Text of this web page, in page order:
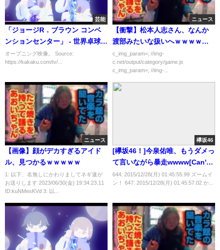
芸能
「ジョージR．ブラウン コンベ
ンションセンター」 - 世界卓球
2021（テレビ東京）
オープニング映像。 Source:
https://kakaku.com/tv/...
ニュース
【衝撃】松本人志さん、なんか
渡部みたいな扱いへｗｗｗｗｗ
ｗ
c_img_param=; //img-
c.net/output/category/game.js
c_img_param=; //img-...
ニュース
【画像】顔がデカすぎるアイド
ル、見つかるｗｗｗｗｗ
1: 以下、名無しにかわりましてネギ速が
お送りします 2023/06/30(金) 19:34:23.11
ID:kuNMesKVd 3: 以...
欅坂46
[欅坂46！]今泉佑唯、もうダメっ
て言いながら暴走wwww[Can't
you write Keyaki? ]12/28 #13
644: 2015/12/28(月) 01:45:55.99 ズームイ
ン！ 647: 2015/12/28(月) 01:45:57.02 か...